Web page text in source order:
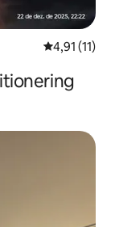
4,91 av 5 i
4,91 (11)